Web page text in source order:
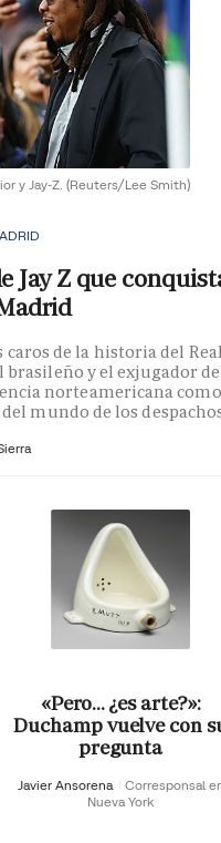
y Jay-Z. (Reuters/Lee Smith)
Jay Z que
de la historia del
y el exjugador
norteamericana como
mundo de los
«Pero… ¿es arte?»:
Duchamp vuelve con
pregunta
Javier Ansorena
Corresponsal
Nueva York